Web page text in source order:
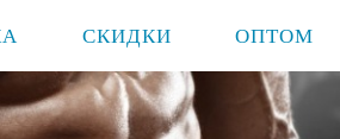
СКИДКИ ОПТОМ